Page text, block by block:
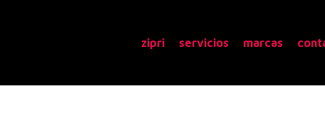
zipri servicios marcas